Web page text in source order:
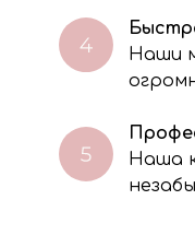
Наши
Наша